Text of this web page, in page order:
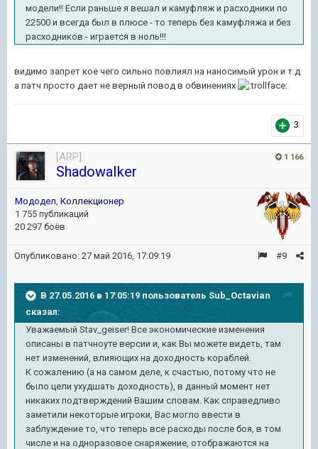
модели!! Если раньше я вешал и камуфляж и расходники по
22500 и всегда был в плюсе - то теперь без камуфляжа и без
расходников - играется в ноль!!!
видимо запрет кое чего сильно повлиял на наносимый урон и т.д
а патч просто дает не верный повод в обвинениях
3
1 166
[ARP]
ShadowaIker
Мододел Коллекционер
1 755 публикаций
20 297 боёв
#9
Опубликовано: 27 май 2016, 17:09:19
В 27.05.2016 в 17:05:19 пользователь Sub_Octavian
сказал:
Уважаемый Stav_geiser! Все экономические изменения
описаны в патчноуте версии и, как Вы можете видеть, там
нет изменений, влияющих на доходность кораблей.
К сожалению (а на самом деле, к счастью, потому что не
было цели ухудшать доходность), в данный момент нет
никаких подтверждений Вашим словам. Как справедливо
заметили некоторые игроки, Вас могло ввести в
заблуждение то, что теперь все расходы после боя, в том
числе и на одноразовое снаряжение, отображаются на